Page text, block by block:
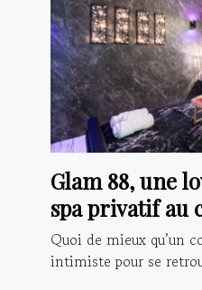
Glam 88, une
spa privatif au
Vosges
Quoi de mieux qu’un
intimiste pour se